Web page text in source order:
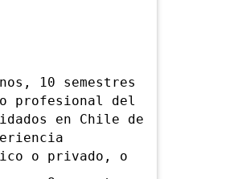
10 semestres
profesional del
en Chile de
o privado, o